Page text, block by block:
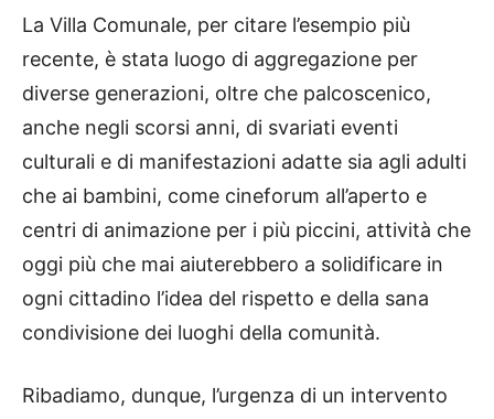
La Villa Comunale, per citare l’esempio più
recente, è stata luogo di aggregazione per
diverse generazioni, oltre che palcoscenico,
anche negli scorsi anni, di svariati eventi
culturali e di manifestazioni adatte sia agli adulti
che ai bambini, come cineforum all’aperto e
centri di animazione per i più piccini, attività che
oggi più che mai aiuterebbero a solidificare in
ogni cittadino l’idea del rispetto e della sana
condivisione dei luoghi della comunità.
Ribadiamo, dunque, l’urgenza di un intervento